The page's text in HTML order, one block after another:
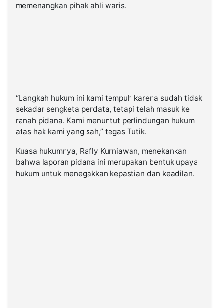
memenangkan pihak ahli waris.
“Langkah hukum ini kami tempuh karena sudah tidak
sekadar sengketa perdata, tetapi telah masuk ke
ranah pidana. Kami menuntut perlindungan hukum
atas hak kami yang sah,” tegas Tutik.
Kuasa hukumnya, Rafly Kurniawan, menekankan
bahwa laporan pidana ini merupakan bentuk upaya
hukum untuk menegakkan kepastian dan keadilan.